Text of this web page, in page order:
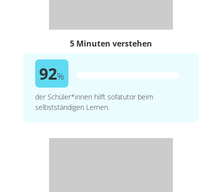
5 Minuten verstehen
92%
der Schüler*innen hilft sofatutor beim
selbstständigen Lernen.